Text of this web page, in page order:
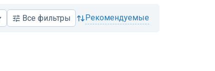
Все фильтры рекомендуемые